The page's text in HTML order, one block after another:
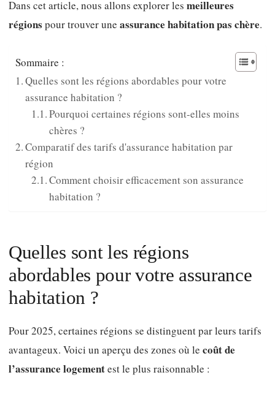
Dans cet article, nous allons explorer les meilleures
régions pour trouver une assurance habitation pas chère.
Sommaire :
Quelles sont les régions abordables pour votre
assurance habitation ?
Pourquoi certaines régions sont-elles moins
chères ?
Comparatif des tarifs d'assurance habitation par
région
Comment choisir efficacement son assurance
habitation ?
Quelles sont les régions
abordables pour votre assurance
habitation ?
Pour 2025, certaines régions se distinguent par leurs tarifs
avantageux. Voici un aperçu des zones où le coût de
l’assurance logementest le plus raisonnable :